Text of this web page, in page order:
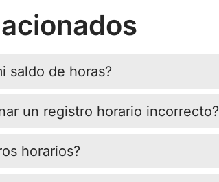
saldo de horas?
un registro horario incorrecto?
horarios?